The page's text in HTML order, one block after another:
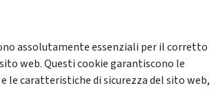
assolutamente essenziali per il corretto
web. Questi cookie garantiscono le
le caratteristiche di sicurezza del sito web,